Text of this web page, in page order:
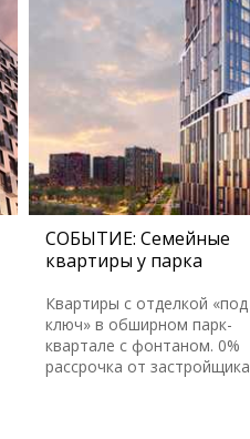
СОБЫТИЕ: Семейные
квартиры у парка
Квартиры с отделкой «под
ключ» в обширном парк-
квартале с фонтаном. 0%
рассрочка от застройщика